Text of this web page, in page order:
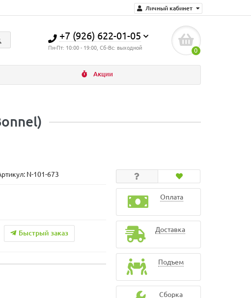
Личный кабинет
+7 (926) 622-01-05
Пн-Пт: 10:00 - 19:00, Сб-Вс: выходной 0
Акции
N-101-673
Быстрый заказ
Оплата
Доставка
Подъем
Сборка